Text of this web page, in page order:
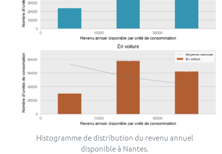
Histogramme de distribution du revenu annuel
disponible à Nantes.